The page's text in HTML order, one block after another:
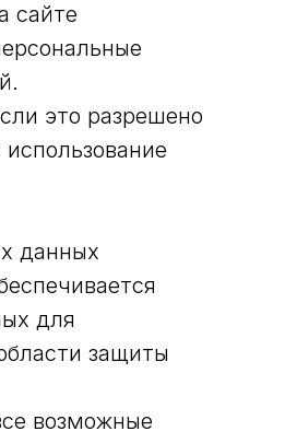
сайте
это разрешено
данных
для
защиты
возможные